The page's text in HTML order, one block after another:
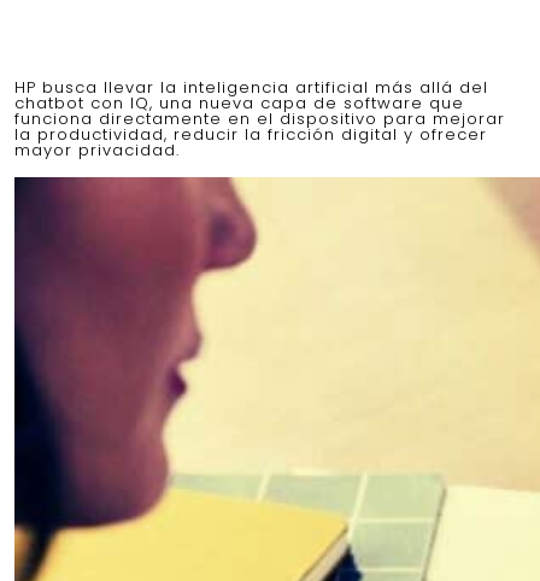
HP busca llevar la inteligencia artificial más allá del
chatbot con IQ, una nueva capa de software que
funciona directamente en el dispositivo para mejorar
la productividad, reducir la fricción digital y ofrecer
mayor privacidad.